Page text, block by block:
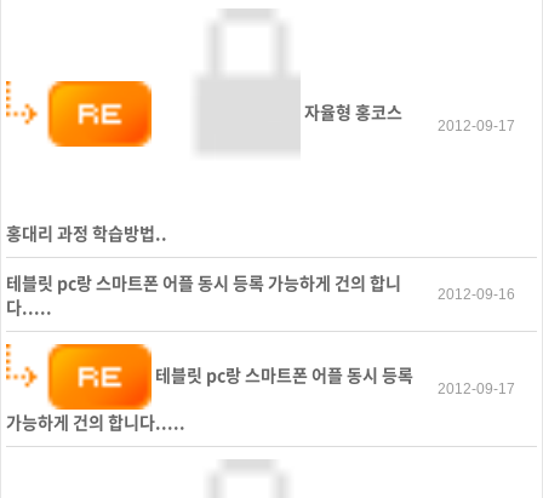
자율형 홍코스
홍대리 과정 학습방법..
2012-09-17
테블릿 pc랑 스마트폰 어플 동시 등록 가능하게 건의 합니
다.....
2012-09-16
테블릿 pc랑 스마트폰 어플 동시 등록
가능하게 건의 합니다.....
2012-09-17